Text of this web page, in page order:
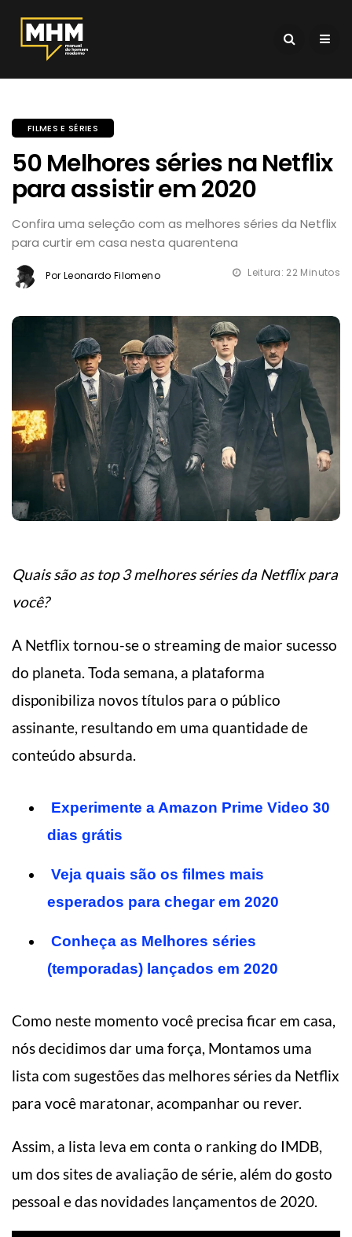
FILMES E SÉRIES
50 Melhores séries na Netflix
para assistir em 2020
Confira uma seleção com as melhores séries da Netflix
para curtir em casa nesta quarentena
Por Leonardo Filomeno Leitura: 22 Minutos
Quais são as top 3 melhores séries da Netflix para
você?
A Netflix tornou-se o streaming de maior sucesso
do planeta. Toda semana, a plataforma
disponibiliza novos títulos para o público
assinante, resultando em uma quantidade de
conteúdo absurda.
Experimente a Amazon Prime Video 30
dias grátis
Veja quais são os filmes mais
esperados para chegar em 2020
Conheça as Melhores séries
(temporadas) lançados em 2020
Como neste momento você precisa ficar em casa,
nós decidimos dar uma força, Montamos uma
lista com sugestões das melhores séries da Netflix
para você maratonar, acompanhar ou rever.
Assim, a lista leva em conta o ranking do IMDB,
um dos sites de avaliação de série, além do gosto
pessoal e das novidades lançamentos de 2020.